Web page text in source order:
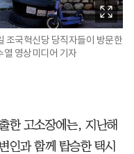
조국혁신당 당직자들이 방문한
영상미디어 기자
한 고소장에는, 지난해
인과 함께 탑승한 택시